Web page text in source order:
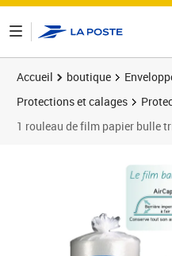
Accueil boutique
Protections et calages
1 rouleau de film papier bulle